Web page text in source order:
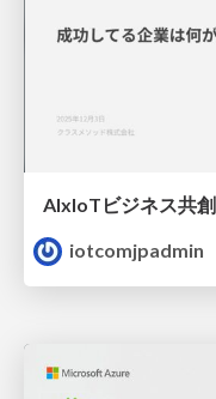
iotcomjpadmin